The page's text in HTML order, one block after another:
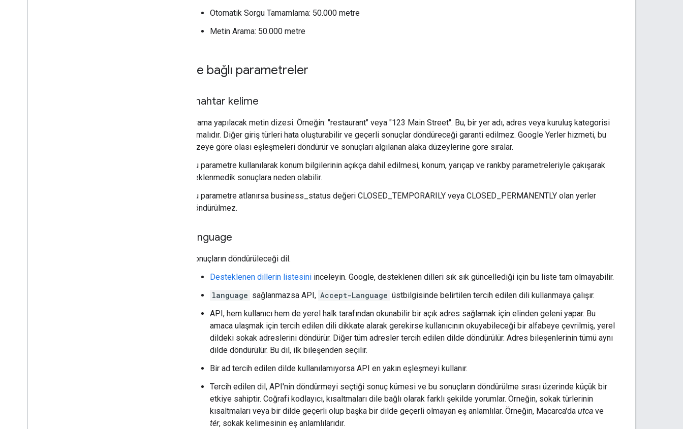
Otomatik Sorgu Tamamlama: 50.000 metre
Metin Arama: 50.000 metre
İsteğe bağlı parametreler
anahtar kelime
Arama yapılacak metin dizesi. Örneğin: "restaurant" veya "123 Main Street". Bu, bir yer adı, adres veya kuruluş kategorisi
olmalıdır. Diğer giriş türleri hata oluşturabilir ve geçerli sonuçlar döndüreceği garanti edilmez. Google Yerler hizmeti, bu
dizeye göre olası eşleşmeleri döndürür ve sonuçları algılanan alaka düzeylerine göre sıralar.
Bu parametre kullanılarak konum bilgilerinin açıkça dahil edilmesi, konum, yarıçap ve rankby parametreleriyle çakışarak
beklenmedik sonuçlara neden olabilir.
Bu parametre atlanırsa business_status değeri CLOSED_TEMPORARILY veya CLOSED_PERMANENTLY olan yerler
döndürülmez.
language
Sonuçların döndürüleceği dil.
Desteklenen dillerin listesini inceleyin. Google, desteklenen dilleri sık sık güncellediği için bu liste tam olmayabilir.
language sağlanmazsa API, Accept-Language üstbilgisinde belirtilen tercih edilen dili kullanmaya çalışır.
API, hem kullanıcı hem de yerel halk tarafından okunabilir bir açık adres sağlamak için elinden geleni yapar. Bu
amaca ulaşmak için tercih edilen dili dikkate alarak gerekirse kullanıcının okuyabileceği bir alfabeye çevrilmiş, yerel
dildeki sokak adreslerini döndürür. Diğer tüm adresler tercih edilen dilde döndürülür. Adres bileşenlerinin tümü aynı
dilde döndürülür. Bu dil, ilk bileşenden seçilir.
Bir ad tercih edilen dilde kullanılamıyorsa API en yakın eşleşmeyi kullanır.
Tercih edilen dil, API'nin döndürmeyi seçtiği sonuç kümesi ve bu sonuçların döndürülme sırası üzerinde küçük bir
etkiye sahiptir. Coğrafi kodlayıcı, kısaltmaları dile bağlı olarak farklı şekilde yorumlar. Örneğin, sokak türlerinin
kısaltmaları veya bir dilde geçerli olup başka bir dilde geçerli olmayan eş anlamlılar. Örneğin, Macarca'da utca ve
tér, sokak kelimesinin eş anlamlılarıdır.